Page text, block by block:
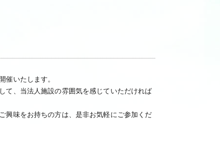
催いたします。
て、当法人施設の雰囲気を感じていただければ
興味をお持ちの方は、是非お気軽にご参加くだ